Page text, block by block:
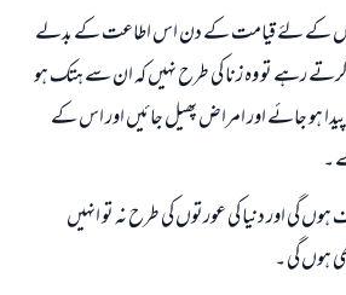
کے لۓ قیامت کے دن اس اطاعت کے بدلے
کرتے رہے تو وہ زنا کی طرح نہیں کہ ان سے ہتک ہو
ہو جائے اور امراض پھیل جائیں اور اس کے
۔
گی اور دنیا کی عورتوں کی طرح نہ تو انہیں
ہوں گی ۔